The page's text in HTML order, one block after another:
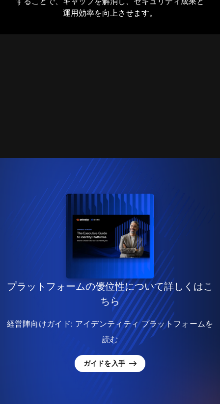
運用効率を向上させます。
プラットフォームの優位性について詳しくはこ
ちら
経営陣向けガイド: アイデンティティ プラットフォームを
読む
ガイドを入手